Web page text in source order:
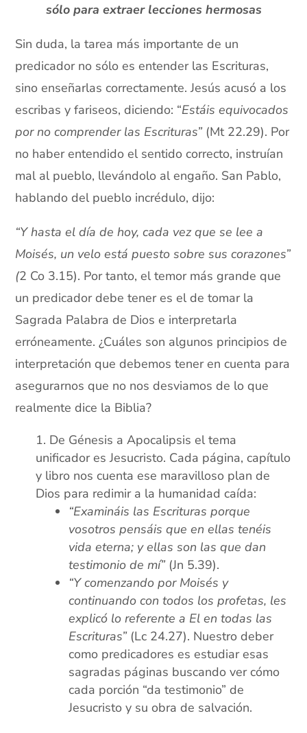
sólo para extraer lecciones hermosas
Sin duda, la tarea más importante de un
predicador no sólo es entender las Escrituras,
sino enseñarlas correctamente. Jesús acusó a los
escribas y fariseos, diciendo: “Estáis equivocados
por no comprender las Escrituras”(Mt 22.29). Por
no haber entendido el sentido correcto, instruían
mal al pueblo, llevándolo al engaño. San Pablo,
hablando del pueblo incrédulo, dijo:
“Y hasta el día de hoy, cada vez que se lee a
Moisés, un velo está puesto sobre sus corazones”
(2 Co 3.15). Por tanto, el temor más grande que
un predicador debe tener es el de tomar la
Sagrada Palabra de Dios e interpretarla
erróneamente. ¿Cuáles son algunos principios de
interpretación que debemos tener en cuenta para
asegurarnos que no nos desviamos de lo que
realmente dice la Biblia?
De Génesis a Apocalipsis el tema
unificador es Jesucristo. Cada página, capítulo
y libro nos cuenta ese maravilloso plan de
Dios para redimir a la humanidad caída:
“Examináis las Escrituras porque
vosotros pensáis que en ellas tenéis
vida eterna; y ellas son las que dan
testimonio de mí”(Jn 5.39).
“Y comenzando por Moisés y
continuando con todos los profetas, les
explicó lo referente a El en todas las
Escrituras”(Lc 24.27). Nuestro deber
como predicadores es estudiar esas
sagradas páginas buscando ver cómo
cada porción “da testimonio” de
Jesucristo y su obra de salvación.